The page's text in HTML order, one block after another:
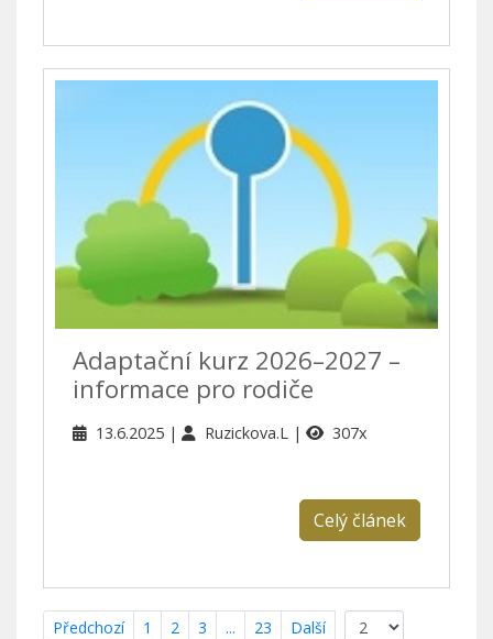
Adaptační kurz 2026–2027 –
informace pro rodiče
13.6.2025 Ruzickova.L 307x
Celý článek
Předchozí 1 2 3 ... 23 Další